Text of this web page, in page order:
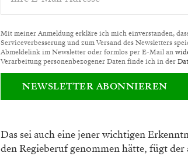
Mit meiner Anmeldung erkläre ich mich einverstanden,
Serviceverbesserung und zum Versand des Newsletters
Abmeldelink im Newsletter oder formlos per E-Mail an
Verarbeitung personenbezogener Daten finde ich in der
NEWSLETTER ABONNIEREN
Das sei auch eine jener wichtigen
den Regieberuf genommen hätte, fügt